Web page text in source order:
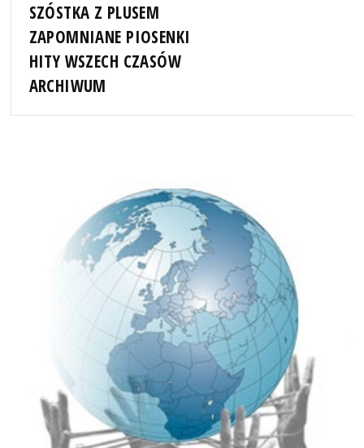
SZÓSTKA Z PLUSEM
ZAPOMNIANE PIOSENKI
HITY WSZECH CZASÓW
ARCHIWUM